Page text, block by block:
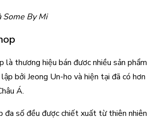
Some By Mi
là thương hiệu bán đươc nhiều sản phẩm
bởi Jeong Un-ho và hiện tại đã có hơn
Á.
đa số đều được chiết xuất từ thiên nhiên